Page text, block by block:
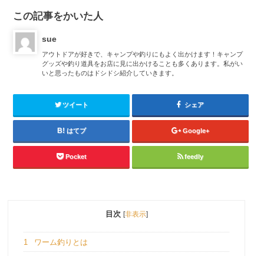
この記事をかいた人
sue
アウトドアが好きで、キャンプや釣りにもよく出かけます！キャンプ
グッズや釣り道具をお店に見に出かけることも多くあります。私がい
いと思ったものはドシドシ紹介していきます。
ツイート シェア
はてブ Google+
Pocket feedly
目次 [非表示]
1 ワーム釣りとは